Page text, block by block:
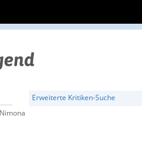
Erweiterte Kritiken-Suche